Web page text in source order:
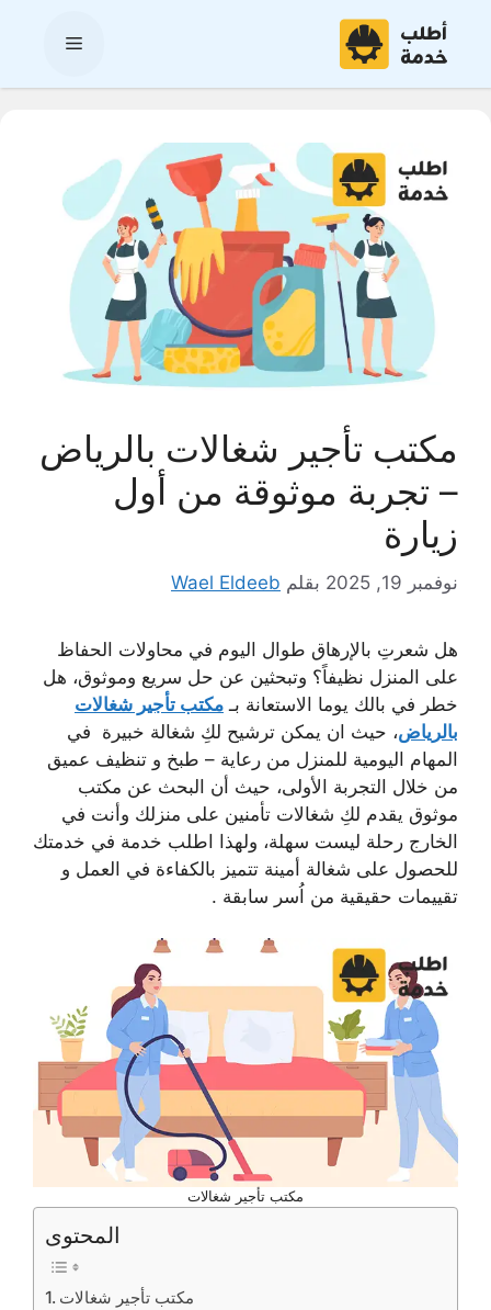
المحتوى
القائمة
مكتب تأجير شغالات بالرياض
– تجربة موثوقة من أول
زيارة
نوفمبر 19, 2025 بقلم Wael Eldeeb
هل شعرتِ بالإرهاق طوال اليوم في محاولات الحفاظ
على المنزل نظيفاً؟ وتبحثين عن حل سريع وموثوق، هل
خطر في بالك يوما الاستعانة بـ مكتب تأجير شغالات
بالرياض، حيث ان يمكن ترشيح لكِ شغالة خبيرة في
المهام اليومية للمنزل من رعاية – طبخ و تنظيف عميق
من خلال التجربة الأولى، حيث أن البحث عن مكتب
موثوق يقدم لكِ شغالات تأمنين على منزلك وأنت في
الخارج رحلة ليست سهلة، ولهذا اطلب خدمة في خدمتك
للحصول على شغالة أمينة تتميز بالكفاءة في العمل و
تقييمات حقيقية من اُسر سابقة .
مكتب تأجير شغالات
المحتوى
مكتب تأجير شغالات